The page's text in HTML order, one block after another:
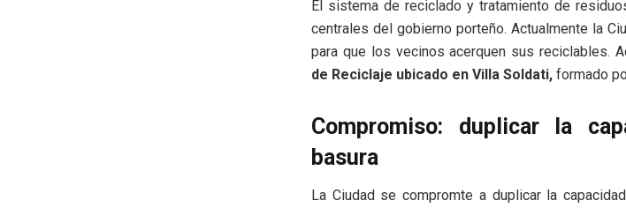
El sistema de reciclado y tratamiento de
centrales del gobierno porteño. Actualmente la
para que los vecinos acerquen sus reciclables.
de Reciclaje ubicado en Villa Soldati, formado
Compromiso: duplicar la
basura
La Ciudad se compromte a duplicar la